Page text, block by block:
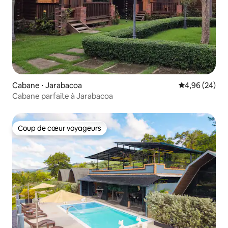
Cabane ⋅ Jarabacoa Évaluation
4,96 (24)
Cabane parfaite à Jarabacoa
Coup de cœur voyageurs
Coup de cœur voyageurs